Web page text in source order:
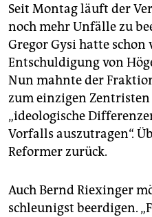
Seit Montag läuft der
noch mehr Unfälle zu
Gregor Gysi hatte schon
Entschuldigung von
Nun mahnte der
zum einzigen
„ideologische
Vorfalls auszutragen“.
Reformer zurück.
Auch Bernd Riexinger
schleunigst beerdigen.